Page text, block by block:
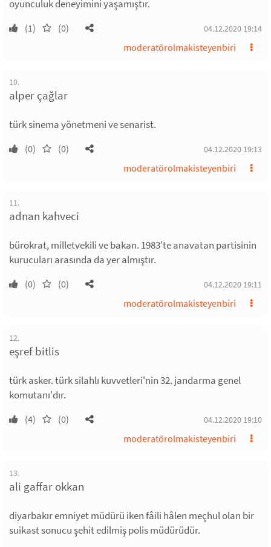
oyunculuk deneyimini yaşamıştır.
(1) (0) 04.12.2020 19:14
moderatörolmakisteyenbiri
10.
alper çağlar
türk sinema yönetmeni ve senarist.
(0) (0) 04.12.2020 19:13
moderatörolmakisteyenbiri
11.
adnan kahveci
bürokrat, milletvekili ve bakan. 1983'te anavatan partisinin
kurucuları arasında da yer almıştır.
(0) (0) 04.12.2020 19:11
moderatörolmakisteyenbiri
12.
eşref bitlis
türk asker. türk silahlı kuvvetleri'nin 32. jandarma genel
komutanı'dır.
(4) (0) 04.12.2020 19:10
moderatörolmakisteyenbiri
13.
ali gaffar okkan
diyarbakır emniyet müdürü iken fâili hâlen meçhul olan bir
suikast sonucu şehit edilmiş polis müdürüdür.